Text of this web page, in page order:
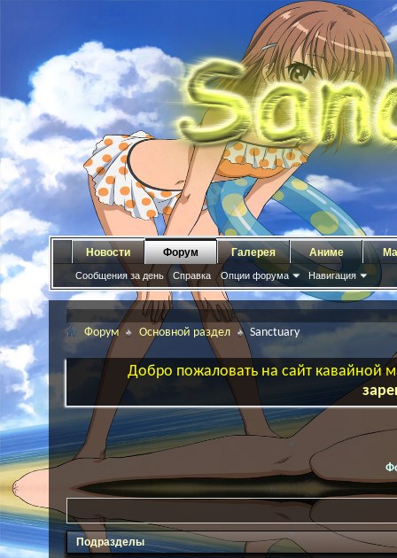
Новости Форум
Сообщения за день Справка Опции форума Навигация
Галерея Аниме
Форум Основной раздел Sanctuary
Добро пожаловать на сайт кавайной
Подразделы